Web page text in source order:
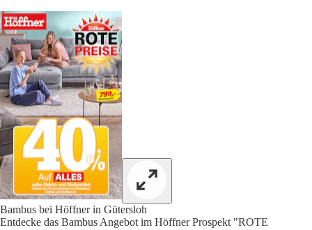
Bambus bei Höffner in Gütersloh
Entdecke das Bambus Angebot im Höffner Prospekt "ROTE